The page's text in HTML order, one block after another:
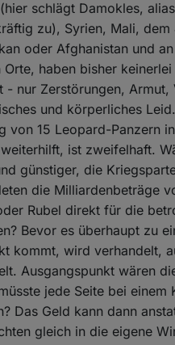
schlägt Damokles,
zu), Syrien, Mali, dem
oder Afghanistan und
Orte, haben bisher
- nur Zerstörungen, Armut,
und körperliches
von 15 Leopard-Panzern
ist zweifelhaft.
günstiger, die
die Milliardenbeträge
Rubel direkt für die
Bevor es überhaupt zu
kommt, wird verhandelt,
Ausgangspunkt wären
jede Seite bei einem
Das Geld kann dann
gleich in die eigene